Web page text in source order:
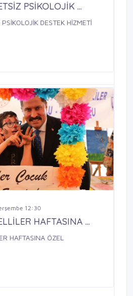
PSİKOLOJİK ...
DESTEK HİZMETİ
12:30
HAFTASINA ...
HAFTASINA ÖZEL